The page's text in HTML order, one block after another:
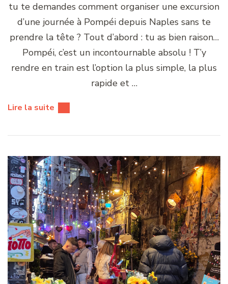
tu te demandes comment organiser une excursion
d’une journée à Pompéi depuis Naples sans te
prendre la tête ? Tout d’abord : tu as bien raison…
Pompéi, c’est un incontournable absolu ! T’y
rendre en train est l’option la plus simple, la plus
rapide et …
Lire la suite